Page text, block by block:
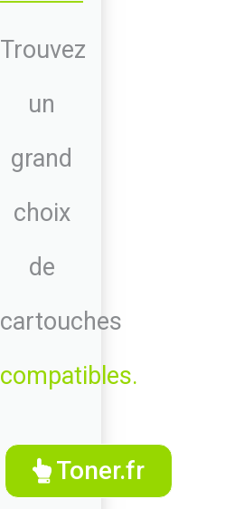
Trouvez
un
grand
choix
de
cartouches
compatibles.
Toner.fr